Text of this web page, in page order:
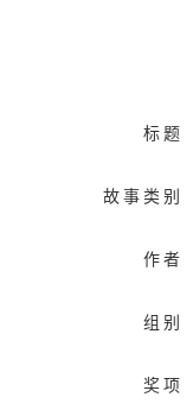
标题
故事类别
作者
组别
奖项